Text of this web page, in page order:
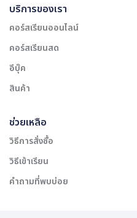
บริการของเรา
คอร์สเรียนออนไลน์
คอร์สเรียนสด
อีบุ๊ค
สินค้า
ช่วยเหลือ
วิธีการสั่งซื้อ
วิธีเข้าเรียน
คำถามที่พบบ่อย